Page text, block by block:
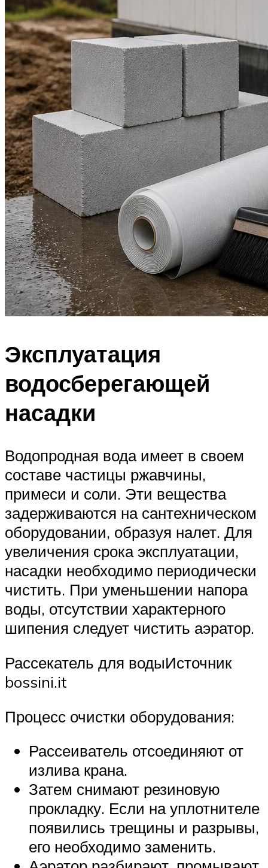
Эксплуатация
водосберегающей
насадки
Водопродная вода имеет в своем
составе частицы ржавчины,
примеси и соли. Эти вещества
задерживаются на сантехническом
оборудовании, образуя налет. Для
увеличения срока эксплуатации,
насадки необходимо периодически
чистить. При уменьшении напора
воды, отсутствии характерного
шипения следует чистить аэратор.
Рассекатель для водыИсточник
bossini.it
Процесс очистки оборудования:
Рассеиватель отсоединяют от
излива крана.
Затем снимают резиновую
прокладку. Если на уплотнителе
появились трещины и разрывы,
его необходимо заменить.